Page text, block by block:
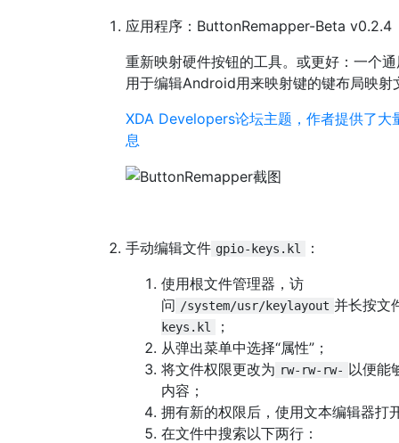
应用程序：ButtonRemapper-Beta v0.2.4
重新映射硬件按钮的工具。或更好：一个
用于编辑Android用来映射键的键布局映射
XDA Developers论坛主题，作者提供了大
息
手动编辑文件 gpio-keys.kl
：
使用根文件管理器，访
问 /system/usr/keylayout 并长按文
keys.kl
；
从弹出菜单中选择“属性”；
将文件权限更改为 rw-rw-rw- 以便能
内容；
拥有新的权限后，使用文本编辑器打
在文件中搜索以下两行：